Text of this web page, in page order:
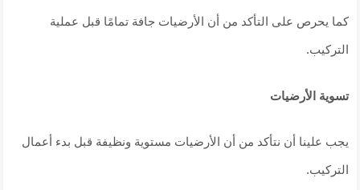
كما يحرص على التأكد من أن الأرضيات جافة تمامًا قبل عملية
التركيب.
تسوية الأرضيات
يجب علينا أن نتأكد من أن الأرضيات مستوية ونظيفة قبل بدء أعمال
التركيب.